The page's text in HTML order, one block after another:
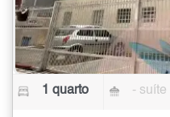
1 quarto - suíte